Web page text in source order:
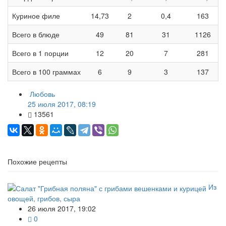
Куриное филе
14,73 2 0,4
163
Всего в блюде
49 81 31
1126
Всего в 1 порции
12 20 7
281
Всего в 100 граммах
6 9 3 137
Любовь
25 июля 2017, 08:19
13561
Похожие рецепты
Из
овощей, грибов, сыра
26 июля 2017, 19:02
0